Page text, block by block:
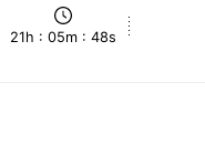
21h : 05m : 49s